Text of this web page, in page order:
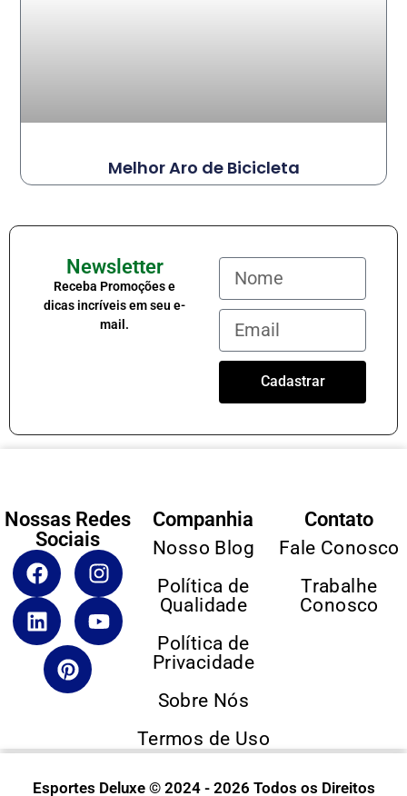
Melhor Aro de Bicicleta
Newsletter
Receba Promoções e
dicas incríveis em seu e-
mail.
Cadastrar
Nossas Redes
Sociais
Companhia
Nosso Blog
Política de
Qualidade
Política de
Privacidade
Sobre Nós
Termos de Uso
Contato
Fale Conosco
Trabalhe
Conosco
Esportes Deluxe © 2024 - 2026 Todos os Direitos